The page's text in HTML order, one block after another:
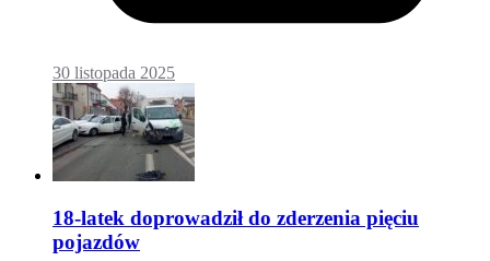
30 listopada 2025
18-latek doprowadził do zderzenia pięciu
pojazdów